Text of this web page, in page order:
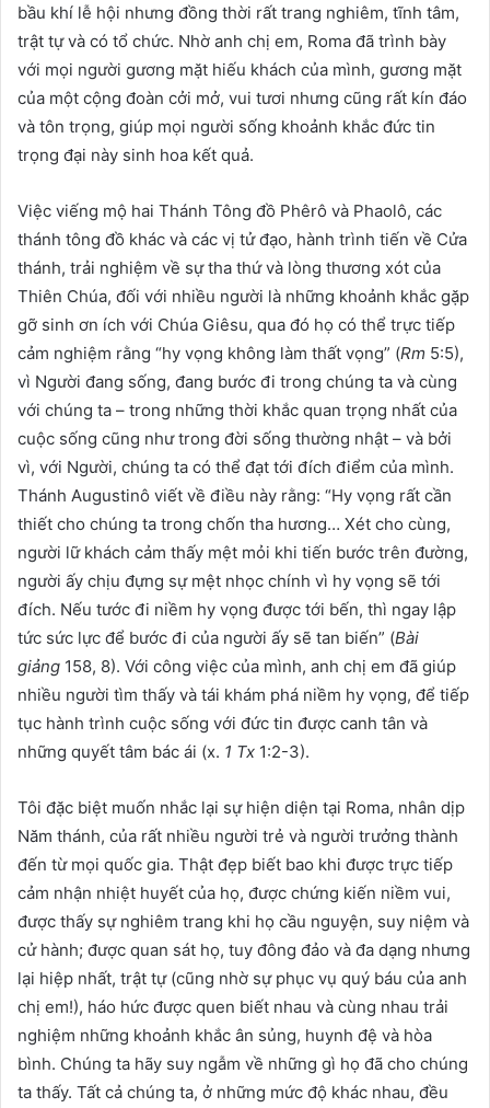
bầu khí lễ hội nhưng đồng thời rất trang nghiêm, tĩnh tâm,
trật tự và có tổ chức. Nhờ anh chị em, Roma đã trình bày
với mọi người gương mặt hiếu khách của mình, gương mặt
của một cộng đoàn cởi mở, vui tươi nhưng cũng rất kín đáo
và tôn trọng, giúp mọi người sống khoảnh khắc đức tin
trọng đại này sinh hoa kết quả.
Việc viếng mộ hai Thánh Tông đồ Phêrô và Phaolô, các
thánh tông đồ khác và các vị tử đạo, hành trình tiến về Cửa
thánh, trải nghiệm về sự tha thứ và lòng thương xót của
Thiên Chúa, đối với nhiều người là những khoảnh khắc gặp
gỡ sinh ơn ích với Chúa Giêsu, qua đó họ có thể trực tiếp
cảm nghiệm rằng “hy vọng không làm thất vọng” (Rm 5:5),
vì Người đang sống, đang bước đi trong chúng ta và cùng
với chúng ta – trong những thời khắc quan trọng nhất của
cuộc sống cũng như trong đời sống thường nhật – và bởi
vì, với Người, chúng ta có thể đạt tới đích điểm của mình.
Thánh Augustinô viết về điều này rằng: “Hy vọng rất cần
thiết cho chúng ta trong chốn tha hương… Xét cho cùng,
người lữ khách cảm thấy mệt mỏi khi tiến bước trên đường,
người ấy chịu đựng sự mệt nhọc chính vì hy vọng sẽ tới
đích. Nếu tước đi niềm hy vọng được tới bến, thì ngay lập
tức sức lực để bước đi của người ấy sẽ tan biến” (Bài
giảng 158, 8). Với công việc của mình, anh chị em đã giúp
nhiều người tìm thấy và tái khám phá niềm hy vọng, để tiếp
tục hành trình cuộc sống với đức tin được canh tân và
những quyết tâm bác ái (x. 1 Tx 1:2-3).
Tôi đặc biệt muốn nhắc lại sự hiện diện tại Roma, nhân dịp
Năm thánh, của rất nhiều người trẻ và người trưởng thành
đến từ mọi quốc gia. Thật đẹp biết bao khi được trực tiếp
cảm nhận nhiệt huyết của họ, được chứng kiến niềm vui,
được thấy sự nghiêm trang khi họ cầu nguyện, suy niệm và
cử hành; được quan sát họ, tuy đông đảo và đa dạng nhưng
lại hiệp nhất, trật tự (cũng nhờ sự phục vụ quý báu của anh
chị em!), háo hức được quen biết nhau và cùng nhau trải
nghiệm những khoảnh khắc ân sủng, huynh đệ và hòa
bình. Chúng ta hãy suy ngẫm về những gì họ đã cho chúng
ta thấy. Tất cả chúng ta, ở những mức độ khác nhau, đều